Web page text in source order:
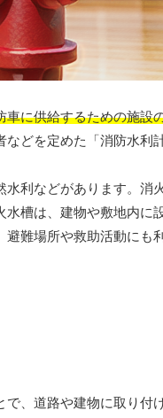
車に供給するための施設
どを定めた「消防水利
利などがあります。消
槽は、建物や敷地内に
難場所や救助活動にも
、道路や建物に取り付